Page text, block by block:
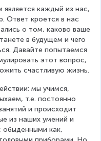
каждый из нас,
Ответ кроется в нас
о том, каково ваше
в будущем и чего
Давайте попытаемся
этот вопрос,
счастливую жизнь.
мы учимся,
т.е. постоянно
и происходит
из наших умений и
обыденными как,